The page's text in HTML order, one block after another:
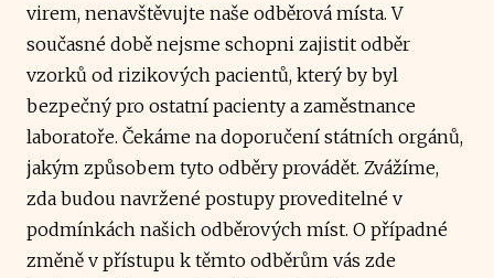
virem, nenavštěvujte naše odběrová místa. V
současné době nejsme schopni zajistit odběr
vzorků od rizikových pacientů, který by byl
bezpečný pro ostatní pacienty a zaměstnance
laboratoře. Čekáme na doporučení státních orgánů,
jakým způsobem tyto odběry provádět. Zvážíme,
zda budou navržené postupy proveditelné v
podmínkách našich odběrových míst. O případné
změně v přístupu k těmto odběrům vás zde